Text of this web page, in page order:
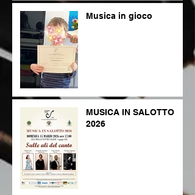
Musica in gioco
MUSICA IN SALOTTO
2026